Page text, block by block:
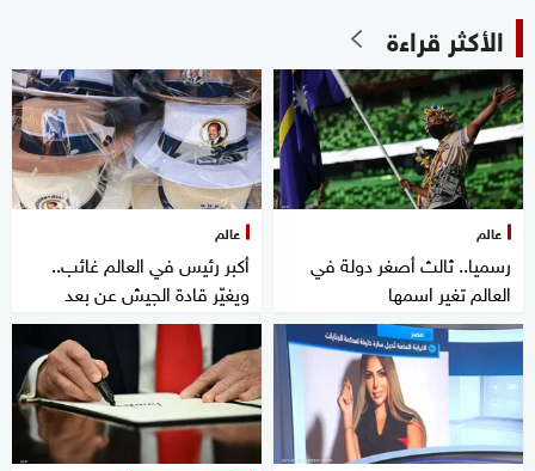
الأكثر قراءة
عالم
رسميا.. ثالث أصغر دولة في
العالم تغير اسمها
عالم
أكبر رئيس في العالم غائب..
ويغيّر قادة الجيش عن بعد